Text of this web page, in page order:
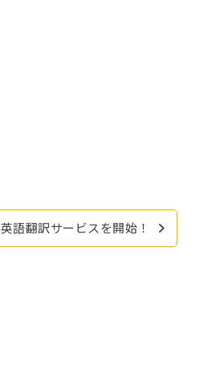
英語翻訳サービスを開始！